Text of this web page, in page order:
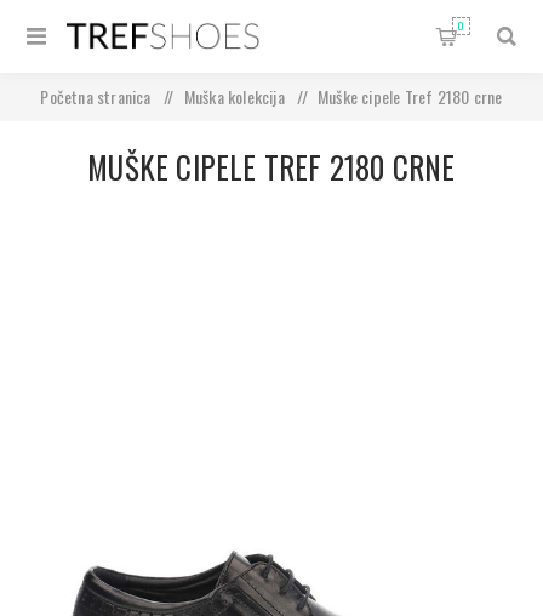
0
Početna stranica / Muška kolekcija / Muške cipele Tref 2180 crne
MUŠKE CIPELE TREF 2180 CRNE